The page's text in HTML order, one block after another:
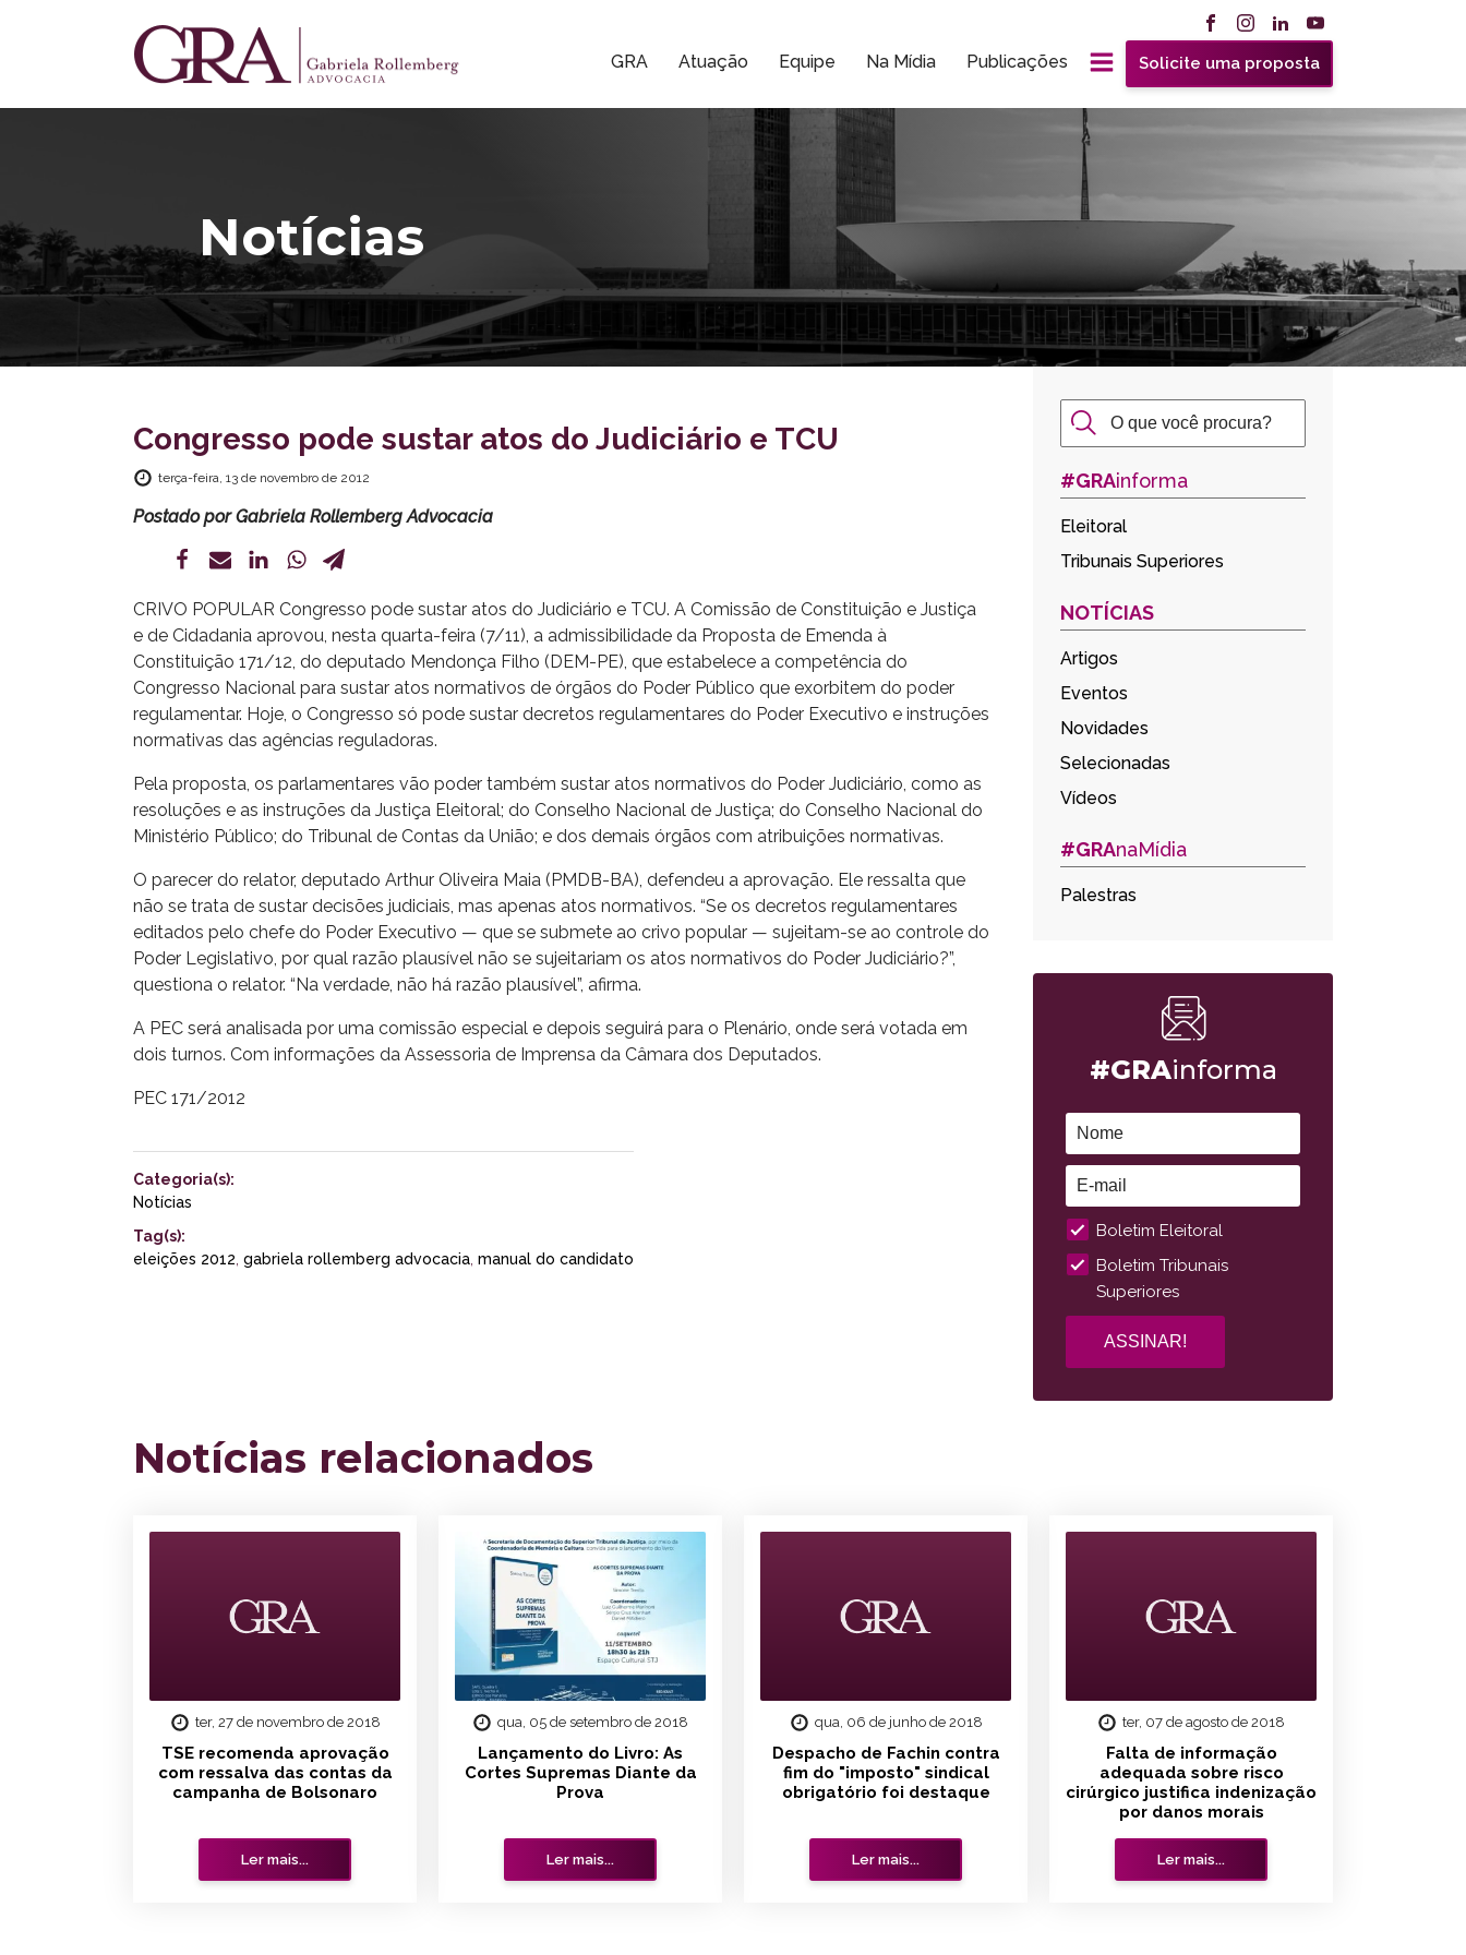
GRA Atuação Equipe Na Mídia Publicações Solicite uma proposta
Notícias
Congresso pode sustar atos do Judiciário e TCU
terça-feira, 13 de novembro de 2012
Postado porGabriela Rollemberg Advocacia
CRIVO POPULAR Congresso pode sustar atos do Judiciário e TCU. A Comissão de Constituição e Justiça
e de Cidadania aprovou, nesta quarta-feira (7/11), a admissibilidade da Proposta de Emenda à
Constituição 171/12, do deputado Mendonça Filho (DEM-PE), que estabelece a competência do
Congresso Nacional para sustar atos normativos de órgãos do Poder Público que exorbitem do poder
regulamentar. Hoje, o Congresso só pode sustar decretos regulamentares do Poder Executivo e instruções
normativas das agências reguladoras.
Pela proposta, os parlamentares vão poder também sustar atos normativos do Poder Judiciário, como as
resoluções e as instruções da Justiça Eleitoral; do Conselho Nacional de Justiça; do Conselho Nacional do
Ministério Público; do Tribunal de Contas da União; e dos demais órgãos com atribuições normativas.
O parecer do relator, deputado Arthur Oliveira Maia (PMDB-BA), defendeu a aprovação. Ele ressalta que
não se trata de sustar decisões judiciais, mas apenas atos normativos. “Se os decretos regulamentares
editados pelo chefe do Poder Executivo — que se submete ao crivo popular — sujeitam-se ao controle do
Poder Legislativo, por qual razão plausível não se sujeitariam os atos normativos do Poder Judiciário?”,
questiona o relator. “Na verdade, não há razão plausível”, afirma.
A PEC será analisada por uma comissão especial e depois seguirá para o Plenário, onde será votada em
dois turnos. Com informações da Assessoria de Imprensa da Câmara dos Deputados.
PEC 171/2012
Categoria(s):
Notícias
Tag(s):
eleições 2012 gabriela rollemberg advocacia manual do candidato
#GRAinforma
Eleitoral
Tribunais Superiores
NOTÍCIAS
Artigos
Eventos
Novidades
Selecionadas
Vídeos
#GRAnaMídia
Palestras
#GRAinforma
Boletim Eleitoral
Boletim Tribunais
Superiores
Notícias relacionados
ter, 27 de novembro de 2018
TSE recomenda aprovação
com ressalva das contas da
campanha de Bolsonaro
Ler mais...
qua, 05 de setembro de 2018
Lançamento do Livro: As
Cortes Supremas Diante da
Prova
Ler mais...
qua, 06 de junho de 2018
Despacho de Fachin contra
fim do "imposto" sindical
obrigatório foi destaque
Ler mais...
ter, 07 de agosto de 2018
Falta de informação
adequada sobre risco
cirúrgico justifica indenização
por danos morais
Ler mais...